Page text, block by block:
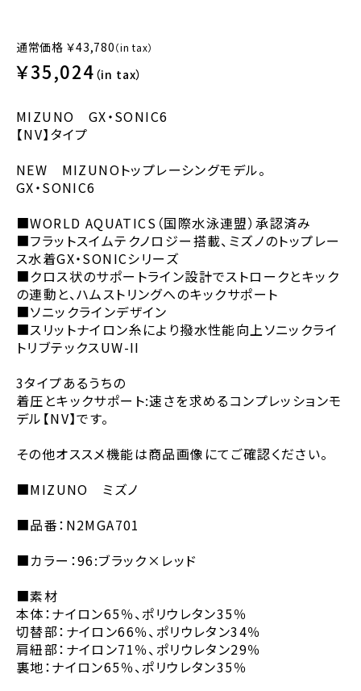
通常価格 ￥43,780（in tax）
￥35,024 （in tax）
MIZUNO GX・SONIC6
【NV】タイプ
NEW MIZUNOトップレーシングモデル。
GX・SONIC6
■WORLD AQUATICS（国際水泳連盟）承認済み
■フラットスイムテクノロジー搭載、ミズノのトップレー
ス水着GX・SONICシリーズ
■クロス状のサポートライン設計でストロークとキック
の連動と、ハムストリングへのキックサポート
■ソニックラインデザイン
■スリットナイロン糸により撥水性能向上ソニックライ
トリブテックスUW-II
3タイプあるうちの
着圧とキックサポート:速さを求めるコンプレッションモ
デル【NV】です。
その他オススメ機能は商品画像にてご確認ください。
■MIZUNO ミズノ
■品番：N2MGA701
■カラー：96:ブラック×レッド
■素材
本体：ナイロン65％、ポリウレタン35％
切替部：ナイロン66％、ポリウレタン34％
肩紐部：ナイロン71％、ポリウレタン29％
裏地：ナイロン65％、ポリウレタン35％